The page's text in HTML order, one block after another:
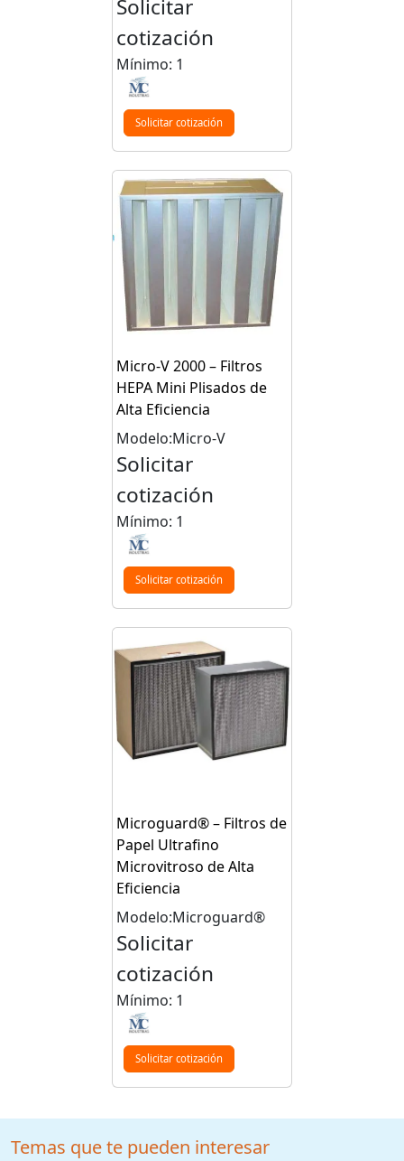
Solicitar
cotización
Mínimo: 1
Solicitar cotización
Micro-V 2000 – Filtros
HEPA Mini Plisados de
Alta Eficiencia
Modelo:Micro-V
Solicitar
cotización
Mínimo: 1
Solicitar cotización
Microguard® – Filtros de
Papel Ultrafino
Microvitroso de Alta
Eficiencia
Modelo:Microguard®
Solicitar
cotización
Mínimo: 1
Solicitar cotización
Temas que te pueden interesar